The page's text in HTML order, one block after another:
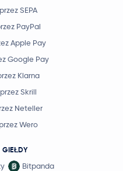
przez SEPA
PayPal
Apple Pay
Google Pay
Klarna
przez Skrill
Neteller
Wero
Bitpanda